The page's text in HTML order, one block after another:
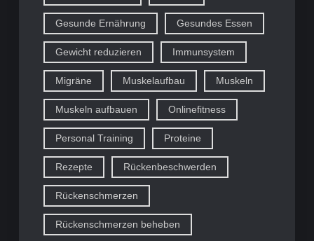
Gesunde Ernährung Gesundes Essen
Gewicht reduzieren Immunsystem
Migräne Muskelaufbau Muskeln
Muskeln aufbauen Onlinefitness
Personal Training Proteine
Rezepte Rückenbeschwerden
Rückenschmerzen
Rückenschmerzen beheben